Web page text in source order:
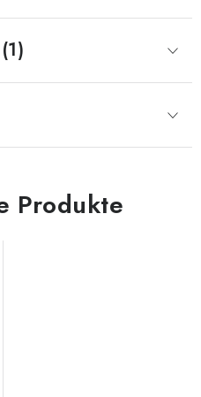
Produkte